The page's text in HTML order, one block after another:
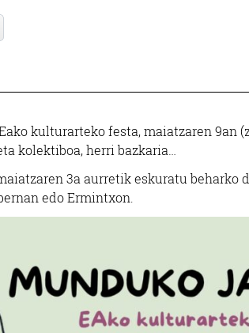
kulturarteko festa, maiatzaren 9an
kolektiboa, herri bazkaria…
3a aurretik eskuratu beharko
edo Ermintxon.